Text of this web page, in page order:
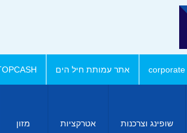
אתר עמותת חיל הים
שופינג וצרכנות אטרקציות מזון